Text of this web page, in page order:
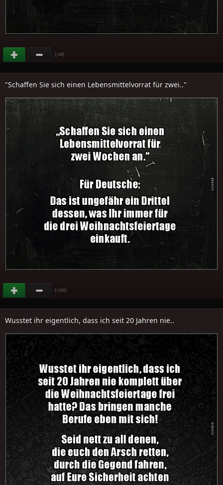
(+48)
"Schaffen Sie sich einen Lebensmittelvorrat für zwei.."
(+206)
Wusstet ihr eigentlich, dass ich seit 20 Jahren nie..